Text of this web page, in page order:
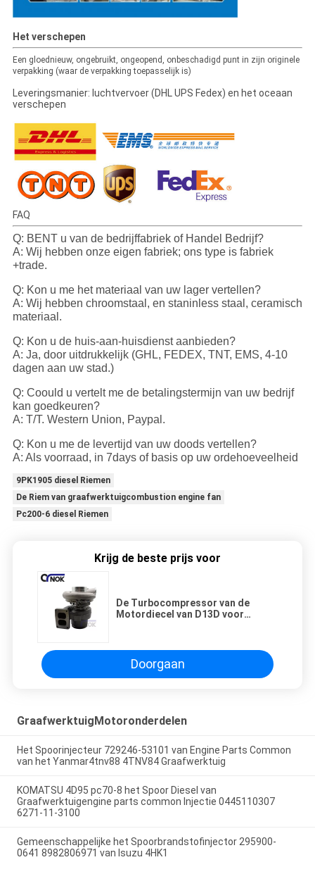
Het verschepen
Een gloednieuw, ongebruikt, ongeopend, onbeschadigd punt in zijn originele
verpakking (waar de verpakking toepasselijk is)
Leveringsmanier: luchtvervoer (DHL UPS Fedex) en het oceaan
verschepen
FAQ
Q: BENT u van de bedrijffabriek of Handel Bedrijf?
A: Wij hebben onze eigen fabriek; ons type is fabriek
+trade.
Q: Kon u me het materiaal van uw lager vertellen?
A: Wij hebben chroomstaal, en staninless staal, ceramisch
materiaal.
Q: Kon u de huis-aan-huisdienst aanbieden?
A: Ja, door uitdrukkelijk (GHL, FEDEX, TNT, EMS, 4-10
dagen aan uw stad.)
Q: Coould u vertelt me de betalingstermijn van uw bedrijf
kan goedkeuren?
A: T/T. Western Union, Paypal.
Q: Kon u me de levertijd van uw doods vertellen?
A: Als voorraad, in 7days of basis op uw ordehoeveelheid
9PK1905 diesel Riemen
De Riem van graafwerktuigcombustion engine fan
Pc200-6 diesel Riemen
Krijg de beste prijs voor
De Turbocompressor van de
Motordiecel van D13D voor
Doorgaan
GraafwerktuigMotoronderdelen
Het Spoorinjecteur 729246-53101 van Engine Parts Common
van het Yanmar4tnv88 4TNV84 Graafwerktuig
KOMATSU 4D95 pc70-8 het Spoor Diesel van
Graafwerktuigengine parts common Injectie 0445110307
6271-11-3100
Gemeenschappelijke het Spoorbrandstofinjector 295900-
0641 8982806971 van Isuzu 4HK1